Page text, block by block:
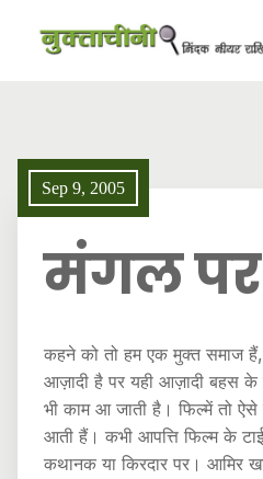
Sep 9, 2005
मंगल
कहने को तो हम एक मुक्त समाज
आज़ादी है पर यही आज़ादी बहस
भी काम आ जाती है। फिल्में तो ऐसे
आती हैं। कभी आपत्ति फिल्म के
कथानक या किरदार पर। आमिर